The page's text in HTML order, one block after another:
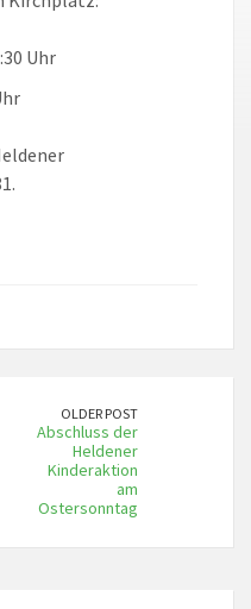
Uhr
OLDER POST
Abschluss der
Heldener
Kinderaktion
am
Ostersonntag